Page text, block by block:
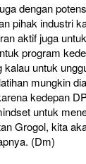
dengan
pihak industri
aktif juga
program
untuk
mungkin
kedepan
untuk
Grogol, kita
(Dm)